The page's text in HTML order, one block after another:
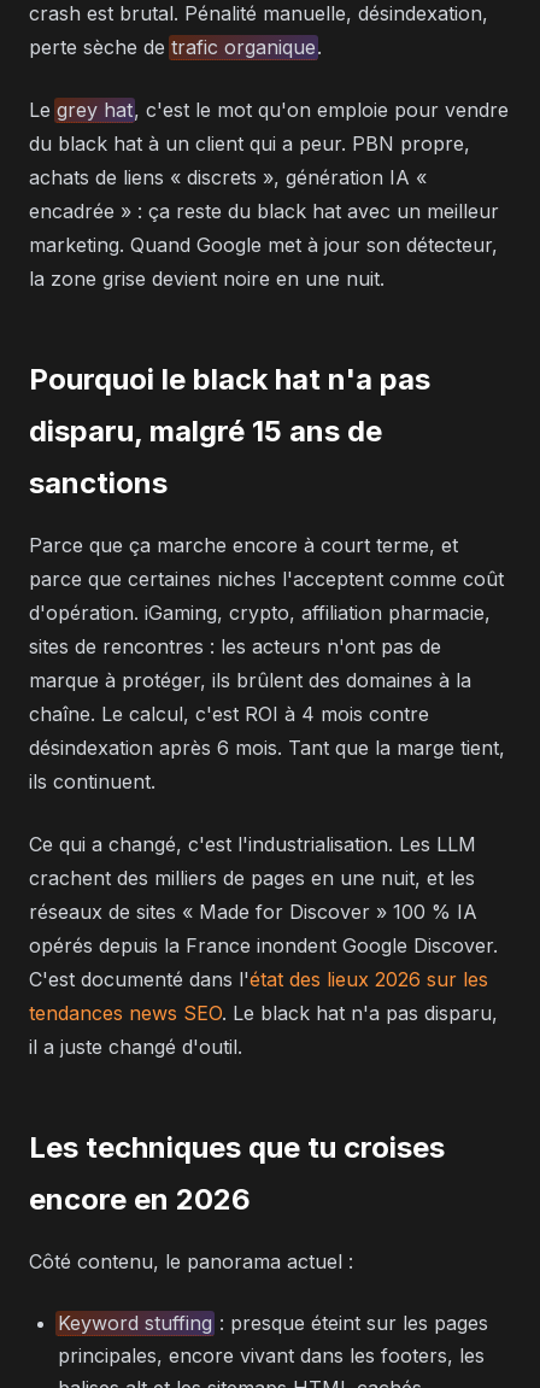
crash est brutal. Pénalité manuelle, désindexation,
perte sèche de trafic organique.
Le grey hat, c'est le mot qu'on emploie pour vendre
du black hat à un client qui a peur. PBN propre,
achats de liens « discrets », génération IA «
encadrée » : ça reste du black hat avec un meilleur
marketing. Quand Google met à jour son détecteur,
la zone grise devient noire en une nuit.
Pourquoi le black hat n'a pas
disparu, malgré 15 ans de
sanctions
Parce que ça marche encore à court terme, et
parce que certaines niches l'acceptent comme coût
d'opération. iGaming, crypto, affiliation pharmacie,
sites de rencontres : les acteurs n'ont pas de
marque à protéger, ils brûlent des domaines à la
chaîne. Le calcul, c'est ROI à 4 mois contre
désindexation après 6 mois. Tant que la marge tient,
ils continuent.
Ce qui a changé, c'est l'industrialisation. Les LLM
crachent des milliers de pages en une nuit, et les
réseaux de sites « Made for Discover » 100 % IA
opérés depuis la France inondent Google Discover.
C'est documenté dans l'état des lieux 2026 sur les
tendances news SEO. Le black hat n'a pas disparu,
il a juste changé d'outil.
Les techniques que tu croises
encore en 2026
Côté contenu, le panorama actuel :
Keyword stuffing : presque éteint sur les pages
principales, encore vivant dans les footers, les